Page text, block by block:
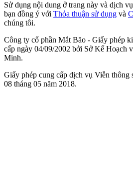
Sử dụng nội dung ở trang này và dịch
bạn đồng ý với Thỏa thuận sử dụng và
chúng tôi.
Công ty cổ phần Mắt Bão - Giấy phép
cấp ngày 04/09/2002 bởi Sở Kế Hoạch
Minh.
Giấy phép cung cấp dịch vụ Viễn
08 tháng 05 năm 2018.